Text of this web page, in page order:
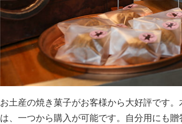
お土産の焼き菓子がお客様から大好評です
は、一つから購入が可能です。自分用にも贈